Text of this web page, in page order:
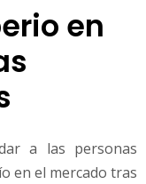
en
a las personas
en el mercado tras